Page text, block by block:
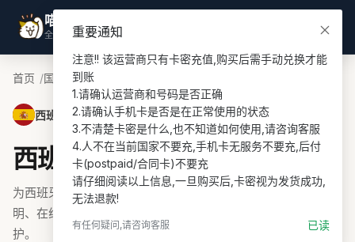
喵喵游全球
全球话费充值专家
首页 国家 西班牙话费充值
西班牙 · Libon
西班牙Libon话费充值
为西班牙Libon号码充值话费、流量或套餐，支持余额查询说
明、在线支付和订单协助，适合 prepaid 续费与海外号码维
护。
重要通知
注意!! 该运营商只有卡密充值,购买后需手动兑换才能
到账
1.请确认运营商和号码是否正确
2.请确认手机卡是否是在正常使用的状态
3.不清楚卡密是什么,也不知道如何使用,请咨询客服
4.人不在当前国家不要充,手机卡无服务不要充,后付
卡(postpaid/合同卡)不要充
请仔细阅读以上信息,一旦购买后,卡密视为发货成功,
无法退款!
有任何疑问,请咨询客服 已读